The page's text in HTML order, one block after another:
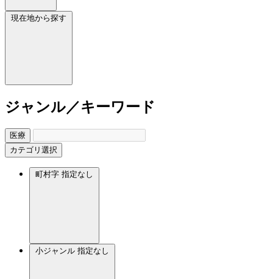
現在地から探す
ジャンル／キーワード
医療
カテゴリ選択
町村字 指定なし
小ジャンル 指定なし